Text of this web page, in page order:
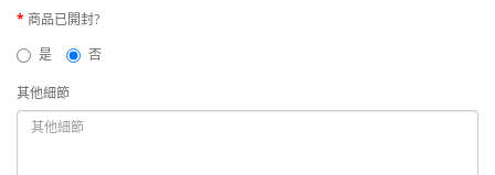
商品已開封?
是
否
其他細節